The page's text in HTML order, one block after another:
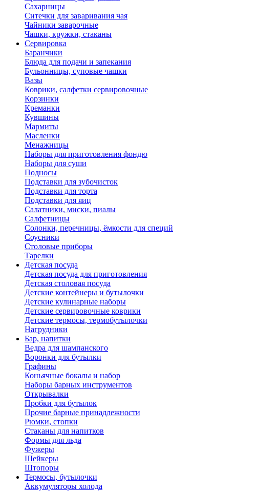
Сахарницы
Ситечки для заваривания чая
Чайники заварочные
Чашки, кружки, стаканы
Сервировка
Баранчики
Блюда для подачи и запекания
Бульонницы, суповые чашки
Вазы
Коврики, салфетки сервировочные
Корзинки
Креманки
Кувшины
Мармиты
Масленки
Менажницы
Наборы для приготовления фондю
Наборы для суши
Подносы
Подставки для зубочисток
Подставки для торта
Подставки для яиц
Салатники, миски, пиалы
Салфетницы
Солонки, перечницы, ёмкости для специй
Соусники
Столовые приборы
Тарелки
Детская посуда
Детская посуда для приготовления
Детская столовая посуда
Детские контейнеры и бутылочки
Детские кулинарные наборы
Детские сервировочные коврики
Детские термосы, термобутылочки
Нагрудники
Бар, напитки
Ведра для шампанского
Воронки для бутылки
Графины
Коньячные бокалы и набор
Наборы барных инструментов
Открывалки
Пробки для бутылок
Прочие барные принадлежности
Рюмки, стопки
Стаканы для напитков
Формы для льда
Фужеры
Шейкеры
Штопоры
Термосы, бутылочки
Аккумуляторы холода